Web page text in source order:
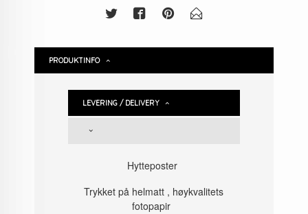
PRODUKTINFO
LEVERING / DELIVERY
Hytteposter
Trykket på helmatt , høykvalitets
fotopapir